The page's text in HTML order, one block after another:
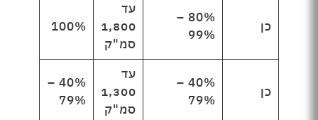
כן
80% –
99%
עד
1,800
סמ"ק
100%
כן
40% –
79%
עד
1,300
סמ"ק
40% –
79%